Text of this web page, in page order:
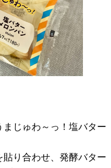
じゅわ～っ！塩バター
り合わせ、発酵バター